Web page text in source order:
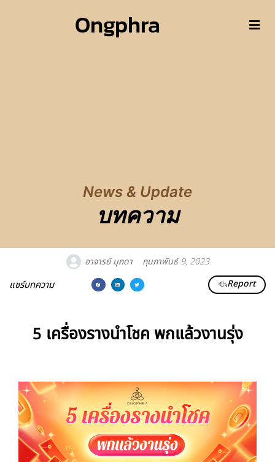
Ongphra
News & Update
บทความ
อาจารย์ มุกดา กุมภาพันธ์ 9, 2023
แชร์บทความ Report
5 เครื่องรางนำโชค พกแล้วงานรุ่ง